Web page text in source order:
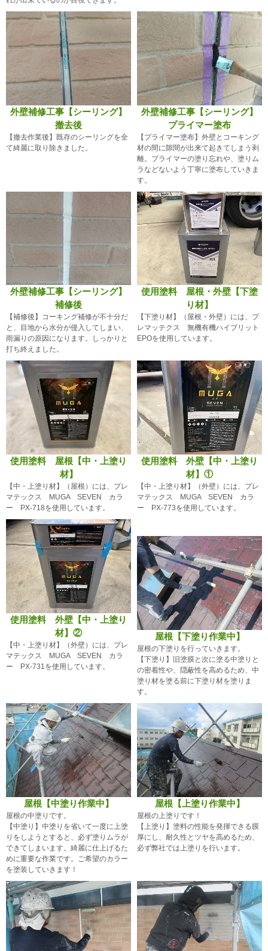
外壁補修工事【シーリング】
撤去後
【撤去作業後】既存のシーリングを全
て綺麗に取り除きました。
外壁補修工事【シーリング】
プライマー塗布
【プライマー塗布】外壁とコーキング
材の間に隙間が出来て起きてしまう剥
離。プライマーの塗り忘れや、塗りム
ラなどないよう丁寧に塗布していきま
す。
外壁補修工事【シーリング】
補修後
【補修後】コーキング補修が不十分だ
と、目地から水分が侵入してしまい、
雨漏りの原因になります。しっかりと
打ち終えました。
使用塗料 屋根・外壁【下塗
り材】
【下塗り材】（屋根・外壁）には、プ
レマッテクス 無機有機ハイブリット
EPOを使用しています。
使用塗料 屋根【中・上塗り
材】
【中・上塗り材】（屋根）には、プレ
マテックス MUGA SEVEN カラ
ー PX-718を使用しています。
使用塗料 外壁【中・上塗り
材】①
【中・上塗り材】（外壁）には、プレ
マテックス MUGA SEVEN カラ
ー PX-773を使用しています。
使用塗料 外壁【中・上塗り
材】②
【中・上塗り材】（外壁）には、プレ
マテックス MUGA SEVEN カラ
ー PX-731を使用しています。
屋根【下塗り作業中】
屋根の下塗りを行っていきます。
【下塗り】旧塗膜と次に塗る中塗りと
の密着性や、隠蔽性を高めるため、中
塗り材を塗る前に下塗り材を塗りま
す。
屋根【中塗り作業中】
屋根の中塗りです。
【中塗り】中塗りを省いて一度に上塗
りをしようとすると、必ず塗りムラが
できてしまいます。綺麗に仕上げるた
めに重要な作業です。ご希望のカラー
を塗装していきます！
屋根【上塗り作業中】
屋根の上塗りです！
【上塗り】塗料の性能を発揮できる膜
厚にし、耐久性とツヤを高めるため、
必ず弊社では上塗りを行います。